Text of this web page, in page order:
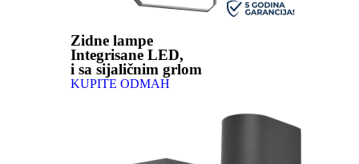
Zidne lampe
Integrisane LED,
i sa sijaličnim grlom
KUPITE ODMAH